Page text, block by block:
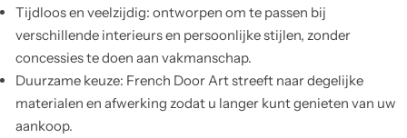
Tijdloos en veelzijdig: ontworpen om te passen bij
verschillende interieurs en persoonlijke stijlen, zonder
concessies te doen aan vakmanschap.
Duurzame keuze: French Door Art streeft naar degelijke
materialen en afwerking zodat u langer kunt genieten van uw
aankoop.